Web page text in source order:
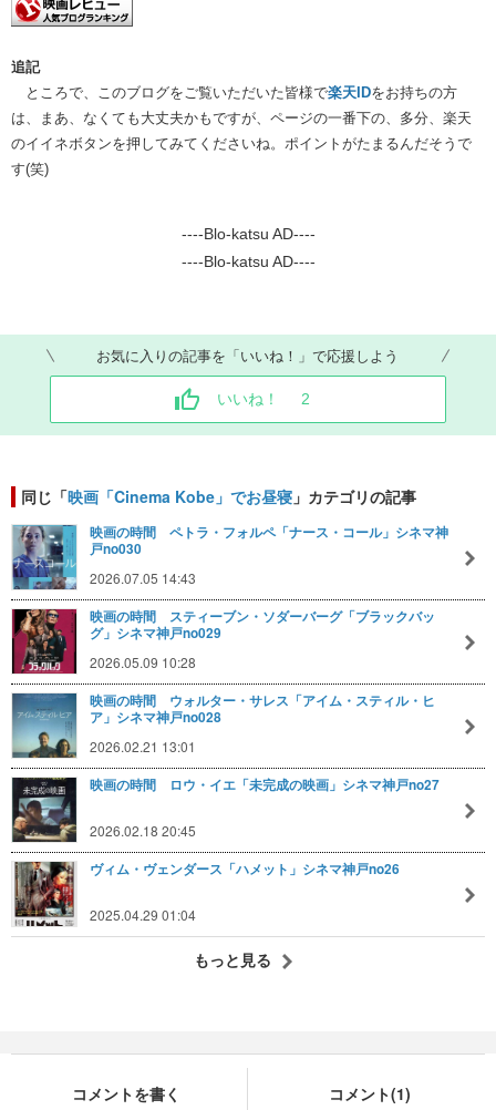
追記
ところで、このブログをご覧いただいた皆様で楽天IDをお持ちの方
は、まあ、なくても大丈夫かもですが、ページの一番下の、多分、楽天
のイイネボタンを押してみてくださいね。ポイントがたまるんだそうで
す(笑)​​
----Blo-katsu AD----
----Blo-katsu AD----
お気に入りの記事を「いいね！」で応援しよう
いいね！ 2
同じ「映画「Cinema Kobe」でお昼寝 」カテゴリの記事
映画の時間 ペトラ・フォルペ「ナース・コール」シネマ神
戸no030
2026.07.05 14:43
映画の時間 スティーブン・ソダーバーグ「ブラックバッ
グ」シネマ神戸no029
2026.05.09 10:28
映画の時間 ウォルター・サレス「アイム・スティル・ヒ
ア」シネマ神戸no028
2026.02.21 13:01
映画の時間 ロウ・イエ「未完成の映画」シネマ神戸no27
2026.02.18 20:45
ヴィム・ヴェンダース「ハメット」シネマ神戸no26
2025.04.29 01:04
もっと見る
コメントを書く コメント(1)